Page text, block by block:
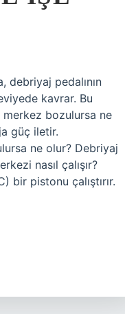
debriyaj pedalının
kavrar. Bu
bozulursa ne
güç iletir.
ne olur? Debriyaj
nasıl çalışır?
bir pistonu çalıştırır.